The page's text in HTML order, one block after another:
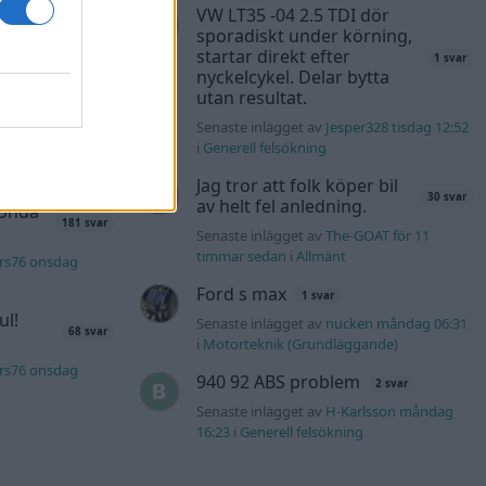
JDM
40 svar
181 svar
onsdag
68 svar
onsdag
VW LT35 -04 2.5 TDI dör
sporadiskt under körning,
startar direkt efter
nyckelcykel. Delar bytta
utan resultat.
1 svar
Senaste inlägget av Jesper328 tisdag 12:52
i Generell felsökning
Jag tror att folk köper bil
av helt fel anledning.
30 svar
Senaste inlägget av The-GOAT för 11
timmar sedan i Allmänt
Ford s max 1 svar
Senaste inlägget av nucken måndag 06:31
i Motorteknik (Grundläggande)
940 92 ABS problem 2 svar
Senaste inlägget av H-Karlsson måndag
16:23i Generell felsökning